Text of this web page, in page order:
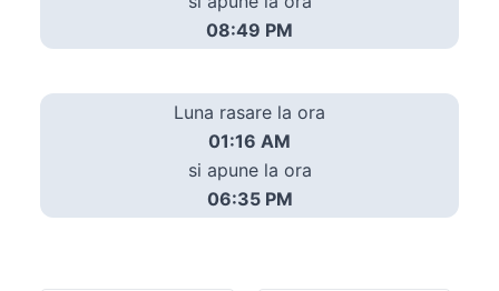
08:49 PM
Luna rasare la ora
01:16 AM
si apune la ora
06:35 PM